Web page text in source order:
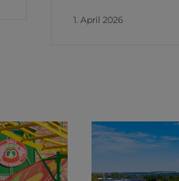
1. April 2026